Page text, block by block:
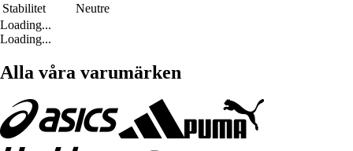
Stabilitet
Neutre
Loading...
Loading...
Alla våra varumärken